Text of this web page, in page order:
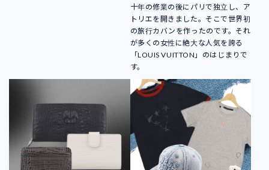
十年の修業の後にパリで独立し、ア
トリエを開きました。そこで世界初
の旅行カバンを作ったのです。それ
が多くの女性に絶大な人気を誇る
「LOUIS VUITTON」のはじまりで
す。